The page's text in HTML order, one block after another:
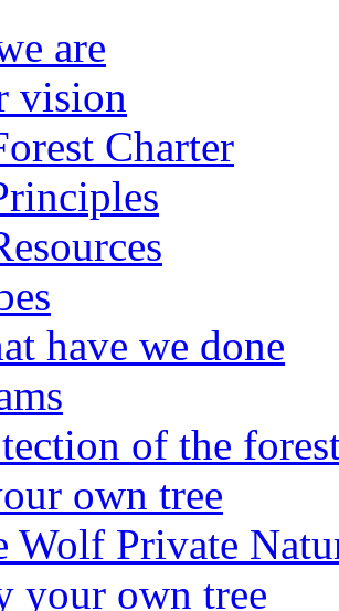
are
vision
Charter
have we done
of the
own tree
Wolf Private
your own tree